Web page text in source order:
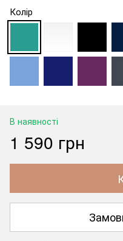
Колір
В наявності
1 590 грн